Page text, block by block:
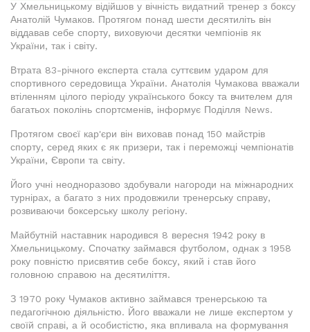
У Хмельницькому відійшов у вічність видатний тренер з боксу
Анатолій Чумаков. Протягом понад шести десятиліть він
віддавав себе спорту, виховуючи десятки чемпіонів як
України, так і світу.
Втрата 83-річного експерта стала суттєвим ударом для
спортивного середовища України. Анатолія Чумакова вважали
втіленням цілого періоду українського боксу та вчителем для
багатьох поколінь спортсменів, інформує Поділля News.
Протягом своєї кар'єри він виховав понад 150 майстрів
спорту, серед яких є як призери, так і переможці чемпіонатів
України, Європи та світу.
Його учні неодноразово здобували нагороди на міжнародних
турнірах, а багато з них продовжили тренерську справу,
розвиваючи боксерську школу регіону.
Майбутній наставник народився 8 вересня 1942 року в
Хмельницькому. Спочатку займався футболом, однак з 1958
року повністю присвятив себе боксу, який і став його
головною справою на десятиліття.
З 1970 року Чумаков активно займався тренерською та
педагогічною діяльністю. Його вважали не лише експертом у
своїй справі, а й особистістю, яка впливала на формування